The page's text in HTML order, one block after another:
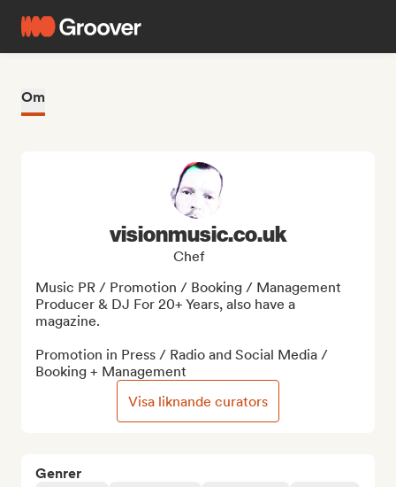
Om
Genrer
visionmusic.co.uk
Chef
Music PR / Promotion / Booking / Management
Producer & DJ For 20+ Years, also have a
magazine.
Promotion in Press / Radio and Social Media /
Booking + Management
Visa liknande curators